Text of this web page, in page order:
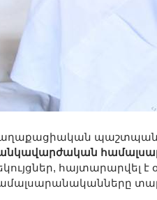
հայտարարվել